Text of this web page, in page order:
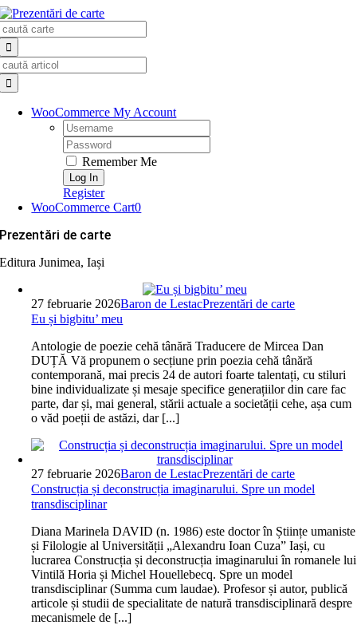
Skip
to
content
WooCommerce My Account
Username:
Password:
Remember Me
Register
WooCommerce Cart0
Prezentări de carte
Editura Junimea, Iași
27 februarie 2026Baron de LestacPrezentări de carte
Eu și bigbitu’ meu
Antologie de poezie cehă tânără Traducere de Mircea Dan
DUȚĂ Vă propunem o secțiune prin poezia cehă tânără
contemporană, mai precis 24 de autori foarte talentați, cu stiluri
bine individualizate și mesaje specifice generațiilor din care fac
parte, dar și, mai general, stării actuale a societății cehe, așa cum
o văd poeții de astăzi, dar [...]
27 februarie 2026Baron de LestacPrezentări de carte
Construcția și deconstrucția imaginarului. Spre un model
transdisciplinar
Diana Marinela DAVID (n. 1986) este doctor în Științe umaniste
și Filologie al Universității „Alexandru Ioan Cuza” Iași, cu
lucrarea Construcția și deconstrucția imaginarului în romanele lui
Vintilă Horia și Michel Houellebecq. Spre un model
transdisciplinar (Summa cum laudae). Profesor și autor, publică
articole și studii de specialitate de natură transdisciplinară despre
mecanismele de [...]